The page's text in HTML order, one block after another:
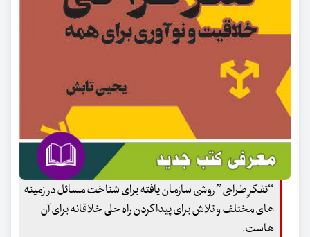
“تفکرِ طراحی” روشی سازمان یافته برای شناخت مسائل در زمینه
های مختلف و تلاش برای پیدا کردن راه حلی خلاقانه برای آن
هاست.